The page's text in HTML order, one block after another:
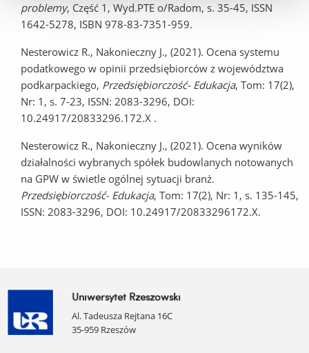
problemy, Część 1, Wyd.PTE o/Radom, s. 35-45, ISSN
1642-5278, ISBN 978-83-7351-959.
Nesterowicz R., Nakonieczny J., (2021). Ocena systemu
podatkowego w opinii przedsiębiorców z województwa
podkarpackiego, Przedsiębiorczość- Edukacja, Tom: 17(2),
Nr: 1, s. 7-23, ISSN: 2083-3296, DOI:
10.24917/20833296.172.X .
Nesterowicz R., Nakonieczny J., (2021). Ocena wyników
działalności wybranych spółek budowlanych notowanych
na GPW w świetle ogólnej sytuacji branż.
Przedsiębiorczość- Edukacja, Tom: 17(2), Nr: 1, s. 135-145,
ISSN: 2083-3296, DOI: 10.24917/20833296172.X.
Uniwersytet Rzeszowski
Al. Tadeusza Rejtana 16C
35-959 Rzeszów